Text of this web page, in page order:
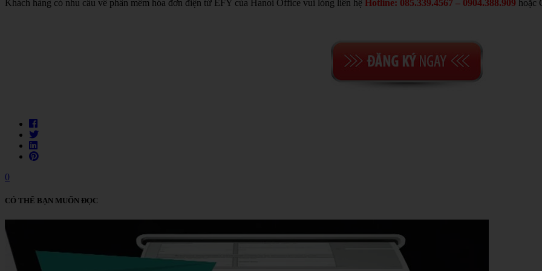
Khách hàng có nhu cầu về phần mềm hóa đơn điện tử EFY của Hanoi Office vui lòng liên hệ Hotline: 085.339.4567 – 0904.388.909 hoặc
0
CÓ THỂ BẠN MUỐN ĐỌC